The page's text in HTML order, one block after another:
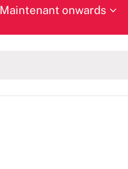
Maintenant onwards